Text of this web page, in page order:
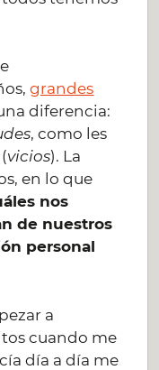
grandes
diferencia:
, como les
vicios). La
en lo que
nos
de nuestros
personal
a
cuando me
día a día me